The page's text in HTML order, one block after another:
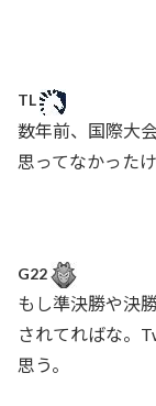
TL
数年前、国際大
思ってなかった
G22
もし準決勝や決
されてればな。
思う。